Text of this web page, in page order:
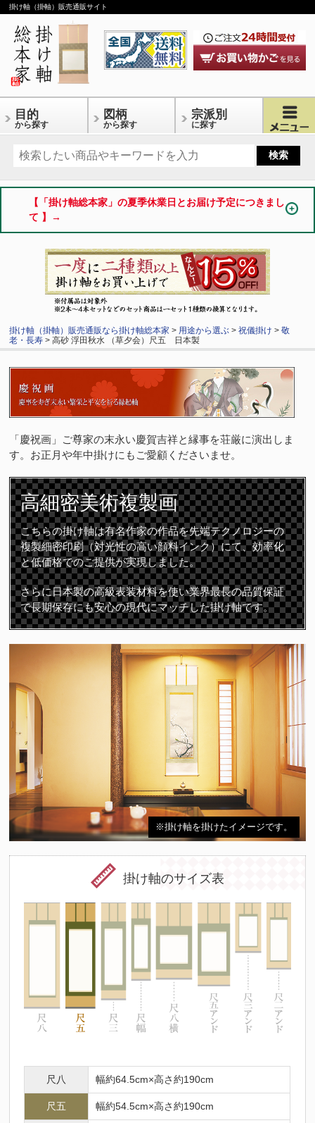
掛け軸（掛軸）販売通販サイト
目的
から探す
図柄
から探す
宗派別
に探す
【「掛け軸総本家」の夏季休業日とお届け予定につきまし
て 】→
掛け軸（掛軸）販売通販なら掛け軸総本家 > 用途から選ぶ >祝儀掛け >敬
老・長寿 > 高砂 浮田秋水 （草夕会）尺五 日本製
「慶祝画」ご尊家の末永い慶賀吉祥と縁事を荘厳に演出しま
す。お正月や年中掛けにもご愛顧くださいませ。
高細密美術複製画
こちらの掛け軸は有名作家の作品を先端テクノロジーの
複製細密印刷（対光性の高い顔料インク）にて、効率化
と低価格でのご提供が実現しました。
さらに日本製の高級表装材料を使い業界最長の品質保証
で長期保存にも安心の現代にマッチした掛け軸です。
※掛け軸を掛けたイメージです。
掛け軸のサイズ表
尺八 幅約64.5cm×高さ約190cm
尺五 幅約54.5cm×高さ約190cm